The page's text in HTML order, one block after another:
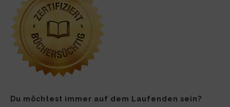
Du möchtest immer auf dem Laufenden sein?